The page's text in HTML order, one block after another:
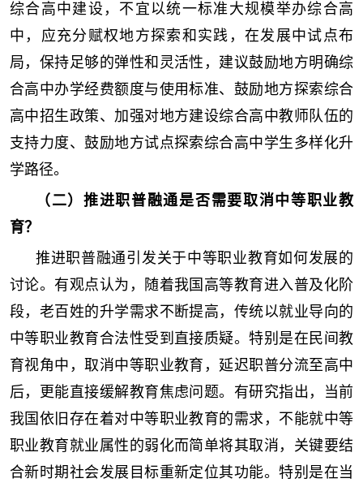
综合高中建设，不宜以统一标准大规模举办综合高
中，应充分赋权地方探索和实践，在发展中试点布
局，保持足够的弹性和灵活性，建议鼓励地方明确综
合高中办学经费额度与使用标准、鼓励地方探索综合
高中招生政策、加强对地方建设综合高中教师队伍的
支持力度、鼓励地方试点探索综合高中学生多样化升
学路径。
（二）推进职普融通是否需要取消中等职业教
育？
推进职普融通引发关于中等职业教育如何发展的
讨论。有观点认为，随着我国高等教育进入普及化阶
段，老百姓的升学需求不断提高，传统以就业导向的
中等职业教育合法性受到直接质疑。特别是在民间教
育视角中，取消中等职业教育，延迟职普分流至高中
后，更能直接缓解教育焦虑问题。有研究指出，当前
我国依旧存在着对中等职业教育的需求，不能就中等
职业教育就业属性的弱化而简单将其取消，关键要结
合新时期社会发展目标重新定位其功能。特别是在当